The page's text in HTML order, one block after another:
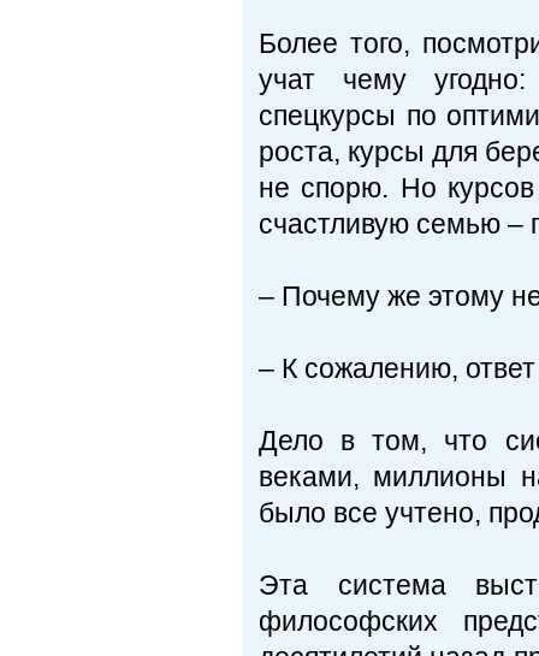
Более того,
учат чему
спецкурсы по
роста, курсы для
не спорю. Но
счастливую семью –
– Почему же этому
– К сожалению,
Дело в том, что
веками, миллионы
было все учтено,
Эта система
философских